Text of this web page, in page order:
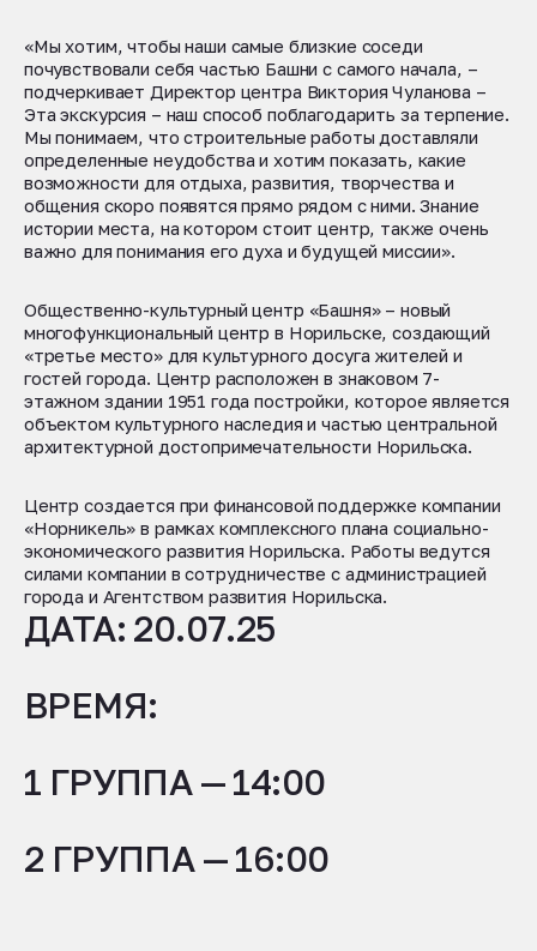
«Мы хотим, чтобы наши самые близкие соседи
почувствовали себя частью Башни с самого начала, –
подчеркивает Директор центра Виктория Чуланова –
Эта экскурсия – наш способ поблагодарить за терпение.
Мы понимаем, что строительные работы доставляли
определенные неудобства и хотим показать, какие
возможности для отдыха, развития, творчества и
общения скоро появятся прямо рядом с ними. Знание
истории места, на котором стоит центр, также очень
важно для понимания его духа и будущей миссии».
Общественно-культурный центр «Башня» – новый
многофункциональный центр в Норильске, создающий
«третье место» для культурного досуга жителей и
гостей города. Центр расположен в знаковом 7-
этажном здании 1951 года постройки, которое является
объектом культурного наследия и частью центральной
архитектурной достопримечательности Норильска.
Центр создается при финансовой поддержке компании
«Норникель» в рамках комплексного плана социально-
экономического развития Норильска. Работы ведутся
силами компании в сотрудничестве с администрацией
города и Агентством развития Норильска.
ДАТА: 20.07.25
ВРЕМЯ:
1 ГРУППА — 14:00
2 ГРУППА — 16:00